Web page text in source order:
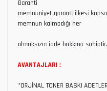
Garanti
memnuniyet garanti ilkesi
memnun kalmadığı her
ürünü
olmaksızın iade hakkına sahiptir.
AVANTAJLARI :
*ORJİNAL TONER BASKI